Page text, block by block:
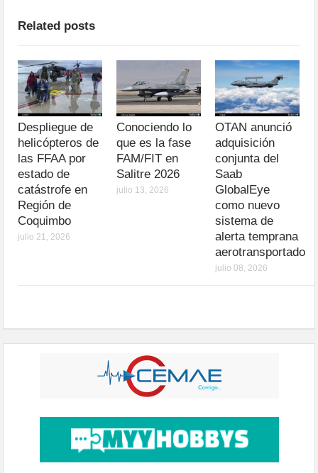
Related posts
Despliegue de
helicópteros de
las FFAA por
estado de
catástrofe en
Región de
Coquimbo
julio 21, 2026
Conociendo lo
que es la fase
FAM/FIT en
Salitre 2026
julio 13, 2026
OTAN anunció
adquisición
conjunta del
Saab
GlobalEye
como nuevo
sistema de
alerta temprana
aerotransportado
julio 08, 2026